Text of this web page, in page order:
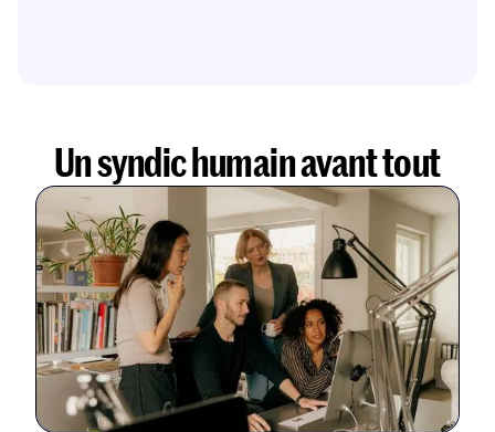
Un syndic humain avant tout